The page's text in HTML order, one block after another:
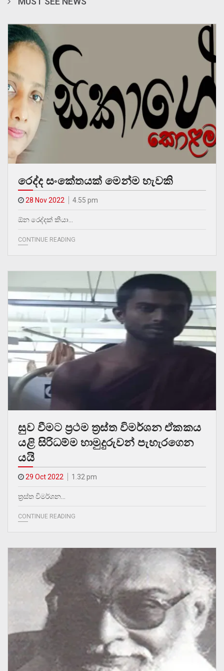
රෙද්ද සංකේතයක් මෙන්ම හැවකි
28 Nov 2022 4.55 pm
ඕන රෙද්දක් කියා…
CONTINUE READING
සුව වීමට ප්‍රථම ත්‍රස්‌ත විමර්ශන ඒකකය
යළි සිරිධම්ම හාමුදුරුවන් පැහැරගෙන
යයි
29 Oct 2022 1.32 pm
ත්‍රස්ත විමර්ශන…
CONTINUE READING